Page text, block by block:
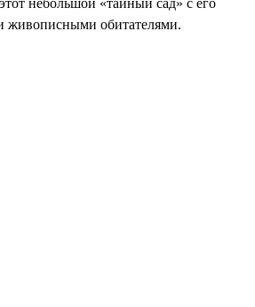
небольшой «тайный сад» с его
живописными обитателями.